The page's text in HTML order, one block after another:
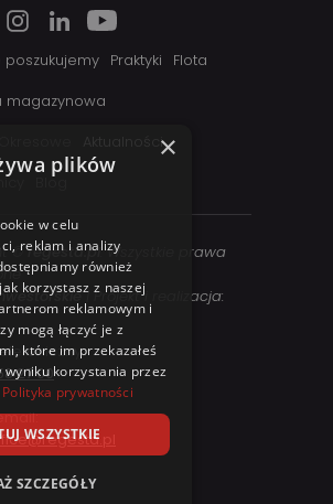
poszukujemy Praktyki
Flota
magazynowa
Aktualności
Blog
©regesta.pl. Wszystkie prawa
| Projekt i realizacja:
27 00
×
plików
w celu
reklam i analizy
również
korzystasz z naszej
reklamowym i
mogą łączyć je z
które im przekazałeś
korzystania przez
Polityka prywatności
WSZYSTKIE
SZCZEGÓŁY